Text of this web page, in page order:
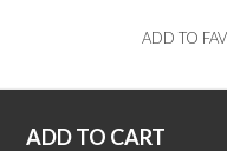
ADD TO
ADD TO CART